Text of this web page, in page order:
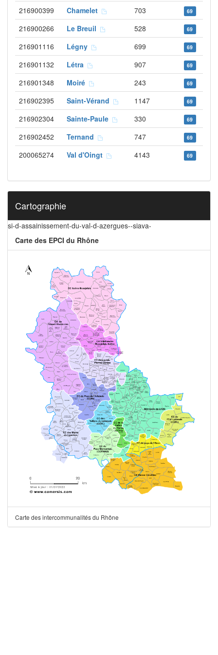
216900399 Chamelet 703 69
216900266 Le Breuil 528 69
216901116 Légny 699 69
216901132 Létra 907 69
216901348 Moiré 243 69
216902395 Saint-Vérand 1147 69
216902304 Sainte-Paule 330 69
216902452 Ternand 747 69
200065274 Val d'Oingt 4143 69
Cartographie
si-d-assainissement-du-val-d-azergues--siava-
Carte des EPCI du Rhône
Carte des intercommunalités du Rhône